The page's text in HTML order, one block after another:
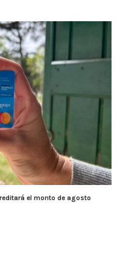
el monto de agosto